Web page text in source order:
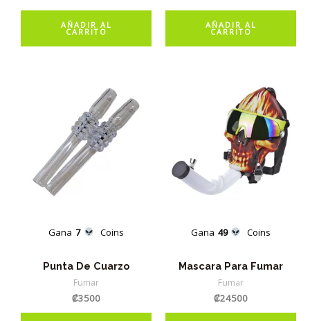
AÑADIR AL
CARRITO
AÑADIR AL
CARRITO
Gana 7 Coins
Punta De Cuarzo
Fumar
₡3500
Gana 49 Coins
Mascara Para Fumar
Fumar
₡24500